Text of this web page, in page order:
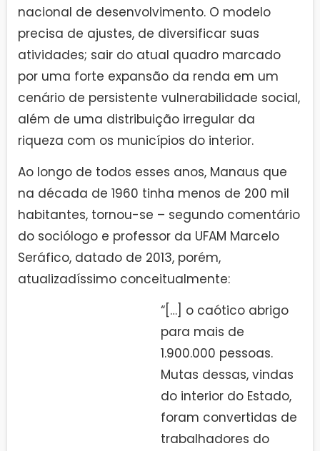
nacional de desenvolvimento. O modelo
precisa de ajustes, de diversificar suas
atividades; sair do atual quadro marcado
por uma forte expansão da renda em um
cenário de persistente vulnerabilidade social,
além de uma distribuição irregular da
riqueza com os municípios do interior.
Ao longo de todos esses anos, Manaus que
na década de 1960 tinha menos de 200 mil
habitantes, tornou-se – segundo comentário
do sociólogo e professor da UFAM Marcelo
Seráfico, datado de 2013, porém,
atualizadíssimo conceitualmente:
“[…] o caótico abrigo
para mais de
1.900.000 pessoas.
Mutas dessas, vindas
do interior do Estado,
foram convertidas de
trabalhadores do